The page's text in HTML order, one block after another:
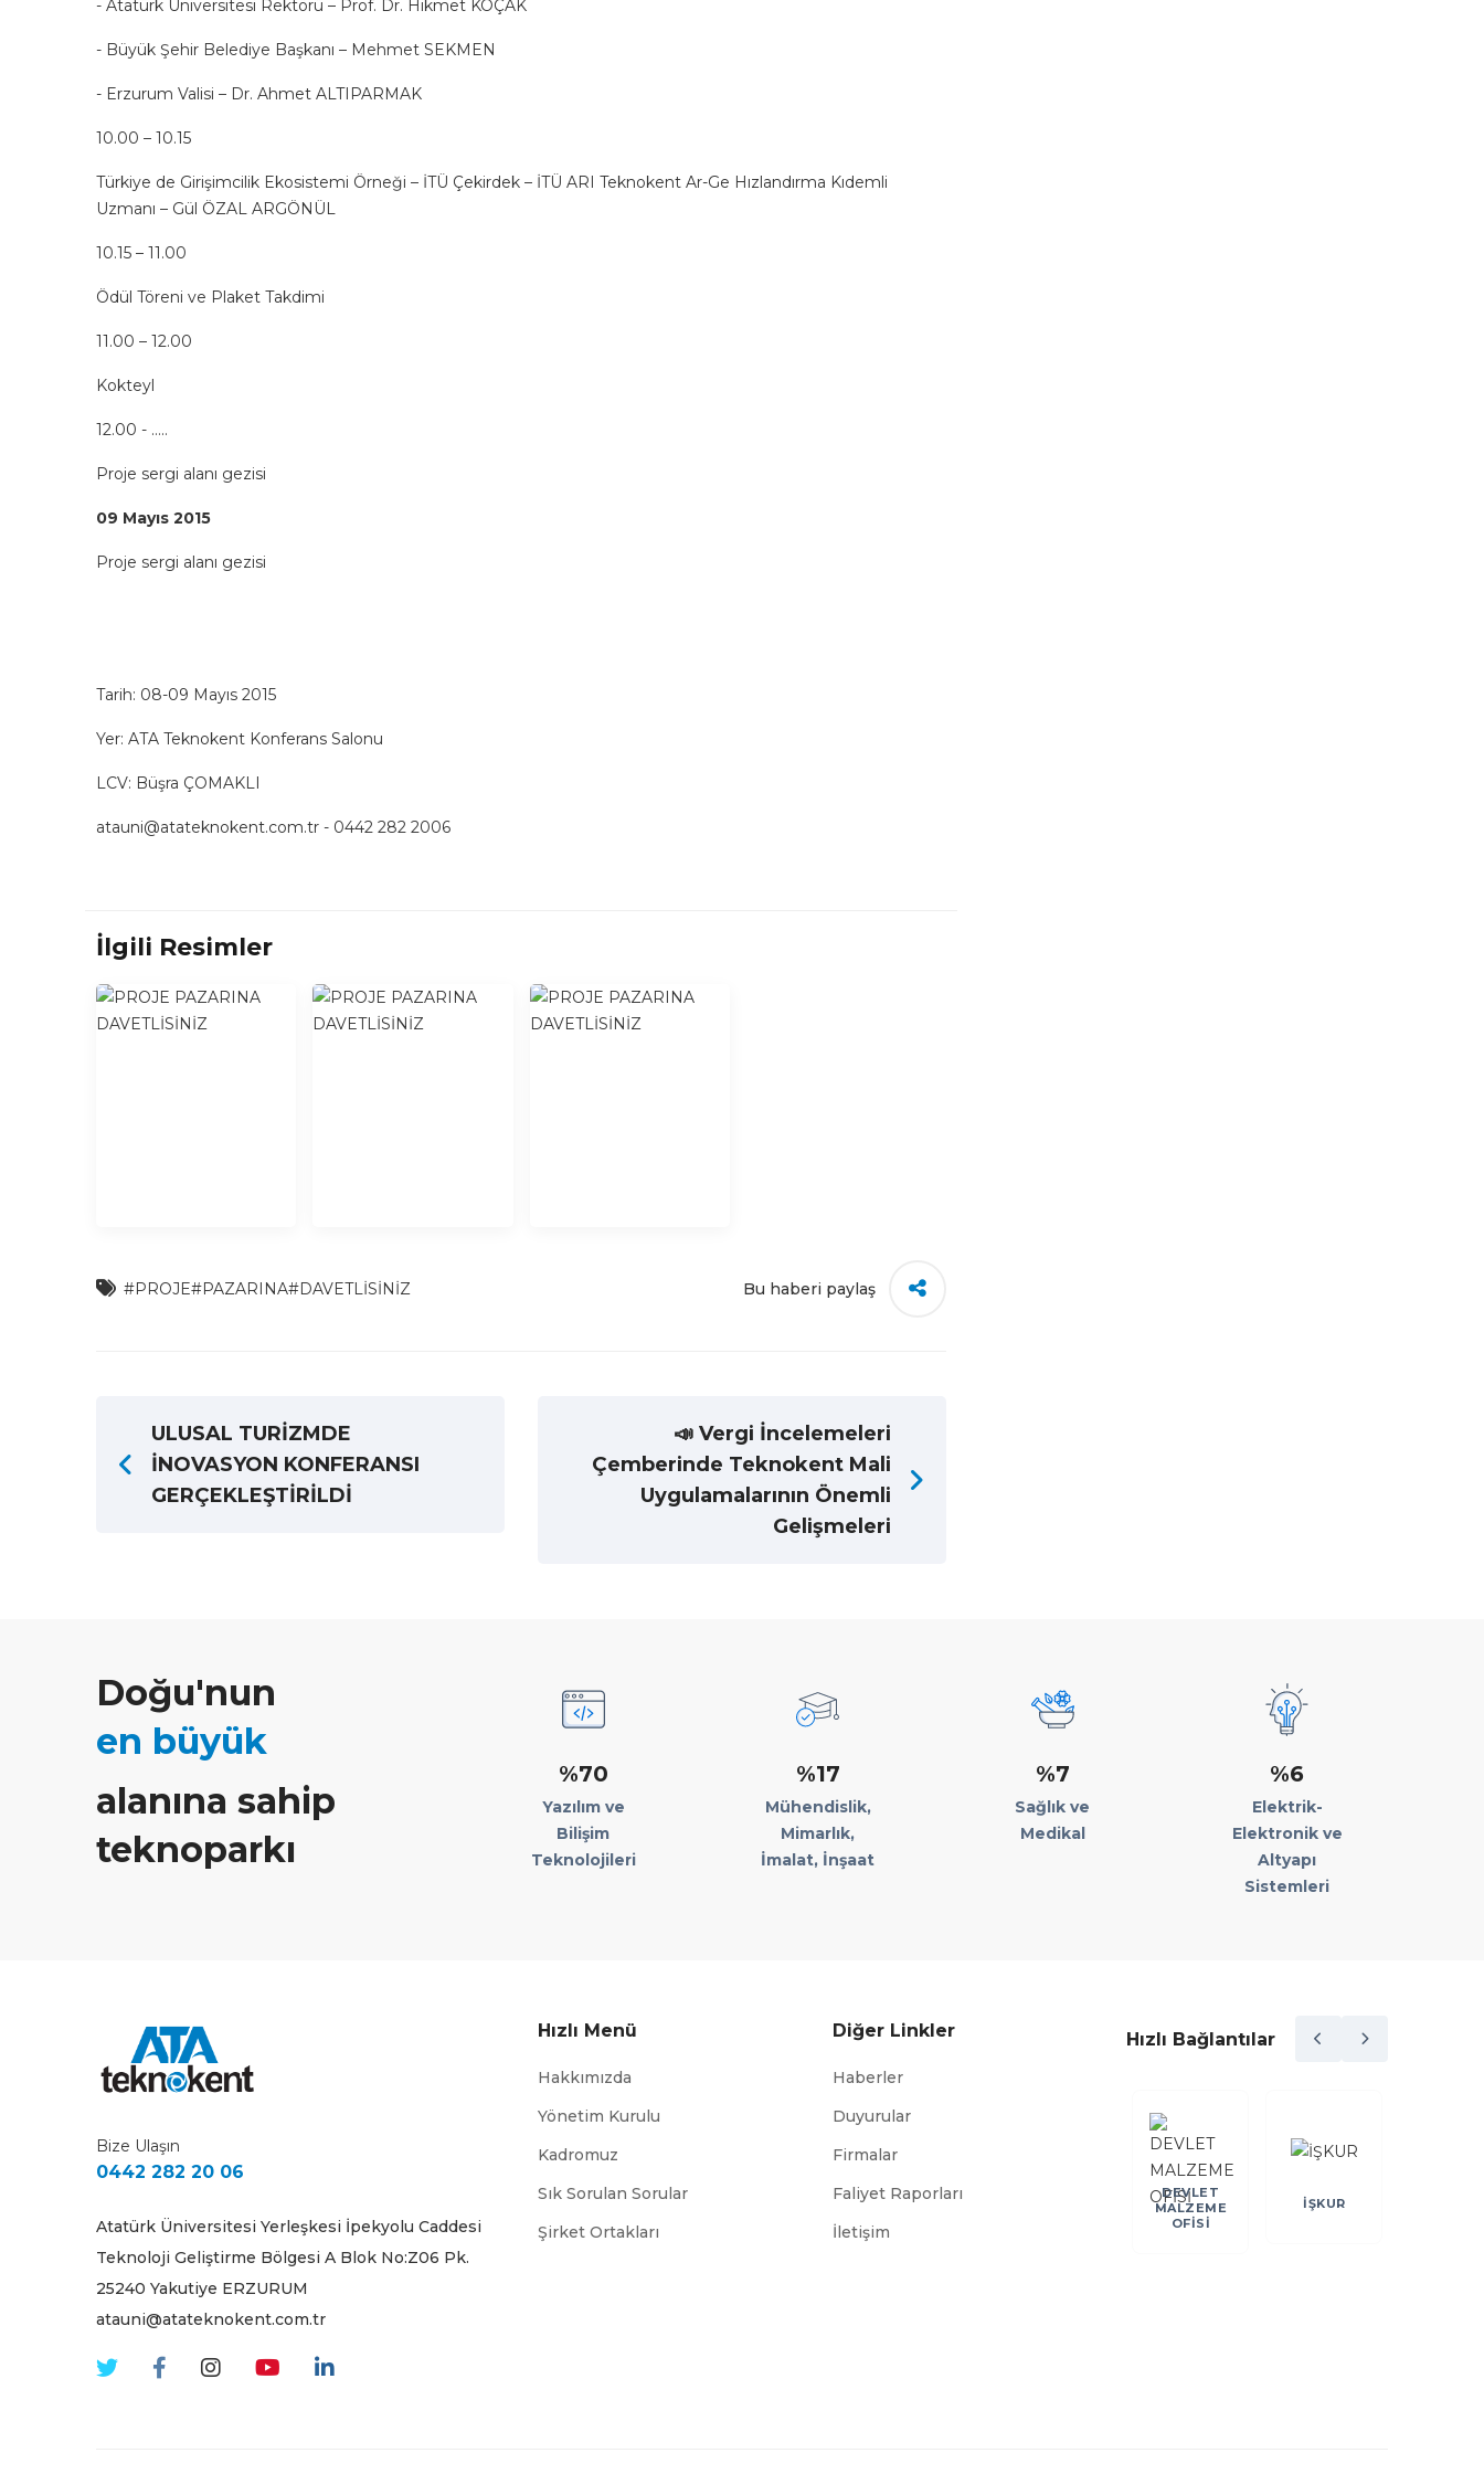
- Atatürk Üniversitesi Rektörü – Prof. Dr. Hikmet KOÇAK
- Büyük Şehir Belediye Başkanı – Mehmet SEKMEN
- Erzurum Valisi – Dr. Ahmet ALTIPARMAK
10.00 – 10.15
Türkiye de Girişimcilik Ekosistemi Örneği – İTÜ Çekirdek – İTÜ ARI Teknokent Ar-Ge Hızlandırma Kıdemli
Uzmanı – Gül ÖZAL ARGÖNÜL
10.15 – 11.00
Ödül Töreni ve Plaket Takdimi
11.00 – 12.00
Kokteyl
12.00 - …..
Proje sergi alanı gezisi
09 Mayıs 2015
Proje sergi alanı gezisi
Tarih: 08-09 Mayıs 2015
Yer: ATA Teknokent Konferans Salonu
LCV: Büşra ÇOMAKLI
atauni@atateknokent.com.tr - 0442 282 2006
İlgili Resimler
#PROJE#PAZARINA#DAVETLİSİNİZ Bu haberi paylaş
ULUSAL TURİZMDE
İNOVASYON KONFERANSI
GERÇEKLEŞTİRİLDİ
📣 Vergi İncelemeleri
Çemberinde Teknokent Mali
Uygulamalarının Önemli
Gelişmeleri
Doğu'nun
en büyük
alanına sahip
teknoparkı
%70
Yazılım ve
Bilişim
Teknolojileri
%17
Mühendislik,
Mimarlık,
İmalat, İnşaat
%7
Sağlık ve
Medikal
%6
Elektrik-
Elektronik ve
Altyapı
Sistemleri
Bize Ulaşın
0442 282 20 06
Atatürk Üniversitesi Yerleşkesi İpekyolu Caddesi
Teknoloji Geliştirme Bölgesi A Blok No:Z06 Pk.
25240 Yakutiye ERZURUM
atauni@atateknokent.com.tr
Hızlı Menü
Hakkımızda
Yönetim Kurulu
Kadromuz
Sık Sorulan Sorular
Şirket Ortakları
Diğer Linkler
Haberler
Duyurular
Firmalar
Faliyet Raporları
İletişim
Hızlı Bağlantılar
TÜİK
DEVLET
MALZEME
OFİSİ
İŞKUR